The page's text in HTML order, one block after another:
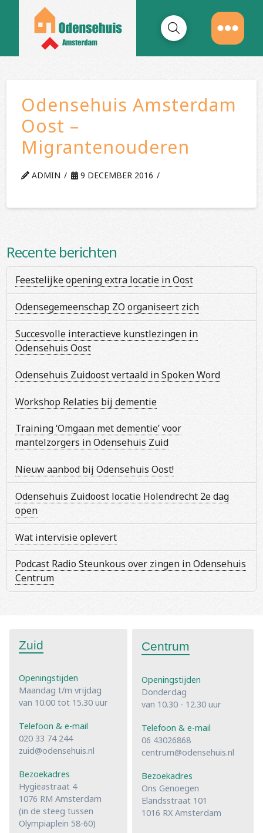
Odensehuis Amsterdam
Oost –
Migrantenouderen
ADMIN 9 DECEMBER 2016
Recente berichten
Feestelijke opening extra locatie in Oost
Odensegemeenschap ZO organiseert zich
Succesvolle interactieve kunstlezingen in
Odensehuis Oost
Odensehuis Zuidoost vertaald in Spoken Word
Workshop Relaties bij dementie
Training ‘Omgaan met dementie’ voor
mantelzorgers in Odensehuis Zuid
Nieuw aanbod bij Odensehuis Oost!
Odensehuis Zuidoost locatie Holendrecht 2e dag
open
Wat intervisie oplevert
Podcast Radio Steunkous over zingen in Odensehuis
Centrum
Zuid
Openingstijden
Maandag t/m vrijdag
van 10.00 tot 15.30 uur
Telefoon & e-mail
020 33 74 244
zuid@odensehuis.nl
Bezoekadres
Hygiëastraat 4
1076 RM Amsterdam
(in de steeg tussen
Olympiaplein 58-60)
Centrum
Openingstijden
Donderdag
van 10.30 - 12.30 uur
Telefoon & e-mail
06 43026868
centrum@odensehuis.nl
Bezoekadres
Ons Genoegen
Elandsstraat 101
1016 RX Amsterdam